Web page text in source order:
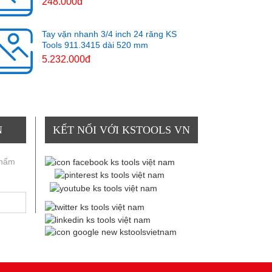
Tay vặn nhanh 3/4 inch 24 răng KS
Tools 911.3415 dài 520 mm
5.232.000đ
KẾT NỐI VỚI KSTOOLS VN